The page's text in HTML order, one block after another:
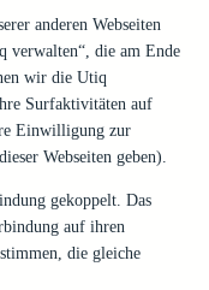
anderen Webseiten
verwalten“, die am Ende
wir die Utiq
Surfaktivitäten auf
Einwilligung zur
Webseiten geben).
gekoppelt. Das
auf ihren
die gleiche